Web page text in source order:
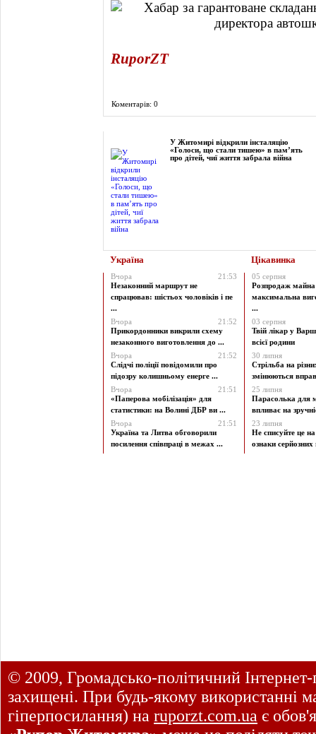
RuporZT
Коментарів: 0
У Житомирі відкрили інсталяцію
«Голоси, що стали тишею» в пам’ять
про дітей, чиї життя забрала війна
Україна Цікавинка
Вчора
21:53
Незаконний маршрут не
спрацював: шістьох чоловіків і пе
...
Вчора
21:52
Прикордонники викрили схему
незаконного виготовлення до ...
Вчора
21:52
Слідчі поліції повідомили про
підозру колишньому енерге ...
Вчора
21:51
«Паперова мобілізація» для
статистики: на Волині ДБР ви ...
Вчора
21:51
Україна та Литва обговорили
посилення співпраці в межах ...
05 серпня
Розпродаж майна
максимальна
...
03 серпня
Твій лікар у
всієї родини
30 липня
Стрільба на
змінюються
25 липня
Парасолька для
впливає на
23 липня
Не списуйте це
ознаки
© 2009, Громадсько-політичний
захищені. При будь-якому використанні
гіперпосилання) на ruporzt.com.ua є